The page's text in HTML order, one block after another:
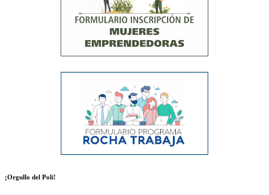
¡Orgullo del Poli!